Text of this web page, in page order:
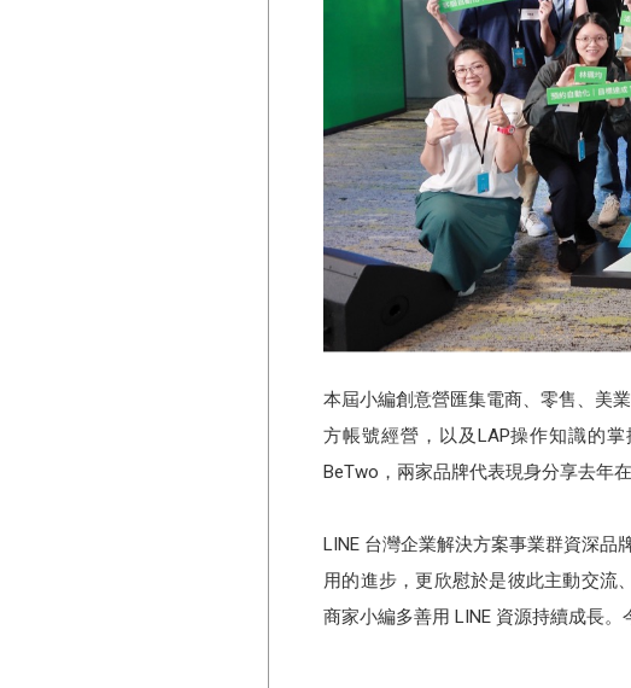
本屆小編創意營匯集電商、零售、美
方帳號經營，以及LAP操作知識的
BeTwo，兩家品牌代表現身分享去年
LINE 台灣企業解決方案事業群資深
用的進步，更欣慰於是彼此主動交流
商家小編多善用 LINE 資源持續成長